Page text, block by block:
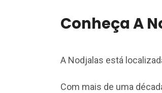
Conheça A
A Nodjalas está
Com mais de uma